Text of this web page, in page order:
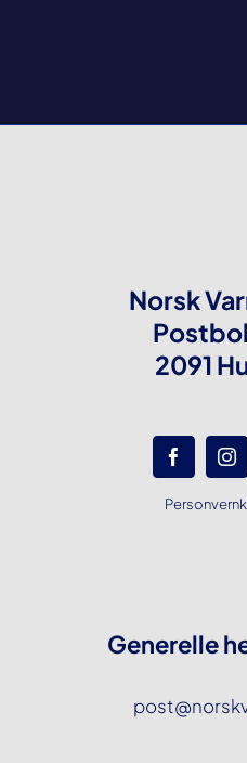
Norsk
2091
Generelle